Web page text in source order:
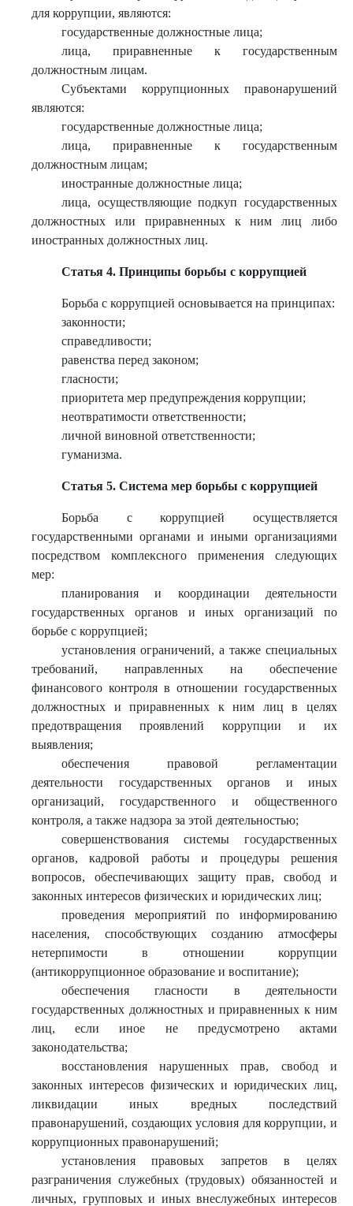
для коррупции, являются:
государственные должностные лица;
лица, приравненные к государственным
должностным лицам.
Субъектами коррупционных правонарушений
являются:
государственные должностные лица;
лица, приравненные к государственным
должностным лицам;
иностранные должностные лица;
лица, осуществляющие подкуп государственных
должностных или приравненных к ним лиц либо
иностранных должностных лиц.
Статья 4. Принципы борьбы с коррупцией
Борьба с коррупцией основывается на принципах:
законности;
справедливости;
равенства перед законом;
гласности;
приоритета мер предупреждения коррупции;
неотвратимости ответственности;
личной виновной ответственности;
гуманизма.
Статья 5. Система мер борьбы с коррупцией
Борьба с коррупцией осуществляется
государственными органами и иными организациями
посредством комплексного применения следующих
мер:
планирования и координации деятельности
государственных органов и иных организаций по
борьбе с коррупцией;
установления ограничений, а также специальных
требований, направленных на обеспечение
финансового контроля в отношении государственных
должностных и приравненных к ним лиц в целях
предотвращения проявлений коррупции и их
выявления;
обеспечения правовой регламентации
деятельности государственных органов и иных
организаций, государственного и общественного
контроля, а также надзора за этой деятельностью;
совершенствования системы государственных
органов, кадровой работы и процедуры решения
вопросов, обеспечивающих защиту прав, свобод и
законных интересов физических и юридических лиц;
проведения мероприятий по информированию
населения, способствующих созданию атмосферы
нетерпимости в отношении коррупции
(антикоррупционное образование и воспитание);
обеспечения гласности в деятельности
государственных должностных и приравненных к ним
лиц, если иное не предусмотрено актами
законодательства;
восстановления нарушенных прав, свобод и
законных интересов физических и юридических лиц,
ликвидации иных вредных последствий
правонарушений, создающих условия для коррупции, и
коррупционных правонарушений;
установления правовых запретов в целях
разграничения служебных (трудовых) обязанностей и
личных, групповых и иных внеслужебных интересов